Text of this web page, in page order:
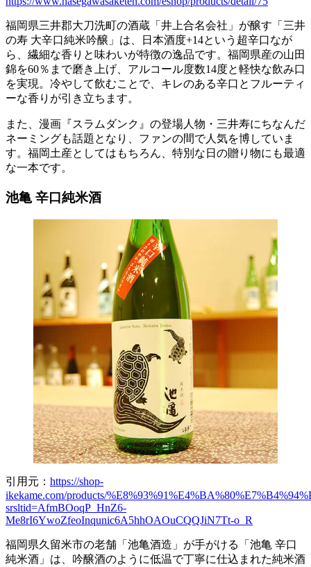
福岡県三井郡大刀洗町の酒蔵「井上合名会社」が醸す「三井
の寿 大辛口純米吟醸」は、日本酒度+14という超辛口なが
ら、繊細な香りと味わいが特徴の逸品です。福岡県産の山田
錦を60％まで磨き上げ、アルコール度数14度と軽快な飲み口
を実現。冷やして飲むことで、キレのある辛口とフルーティ
ーな香りが引き立ちます。
また、漫画『スラムダンク』の登場人物・三井寿にちなんだ
ネーミングも話題となり、ファンの間で人気を博していま
す。福岡土産としてはもちろん、特別な日の贈り物にも最適
な一本です。
池亀 辛口純米酒
引用元： https://shop-
ikekame.com/products/
srsltid=AfmBOoqP_HnZ6-
Me8rI6YwoZfeoInqunic6A5hhOAOuCQQJiN7Tt-o_R
福岡県久留米市の老舗「池亀酒造」が手がける「池亀 辛口
純米酒」は、吟醸酒のように低温で丁寧に仕込まれた純米酒